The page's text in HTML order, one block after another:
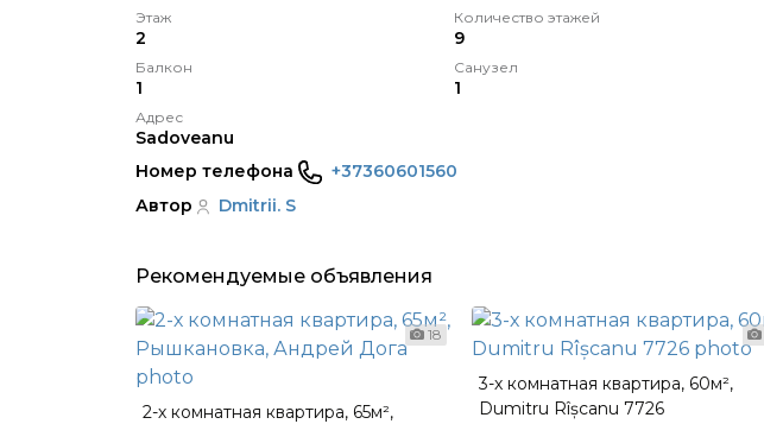
Этаж
2
Количество этажей
9
Балкон
1
Санузел
1
Адрес
Sadoveanu
Номер телефона
+37360601560
Автор
Dmitrii. S
Рекомендуемые объявления
18
2-х комнатная квартира, 65м²,
3-х комнатная квартира, 60м²,
Dumitru Rîșcanu 7726